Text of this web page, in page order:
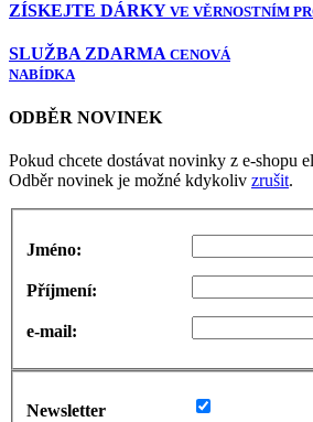
ZÍSKEJTE DÁRKY VE VĚRNOSTNÍM
SLUŽBA ZDARMA CENOVÁ
NABÍDKA
ODBĚR NOVINEK
Pokud chcete dostávat novinky z e-shopu
Odběr novinek je možné kdykoliv zrušit.
Jméno:
Příjmení:
e-mail:
Newsletter